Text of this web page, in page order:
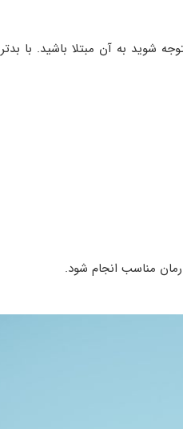
شوید به آن مبتلا باشید.
مناسب انجام شود.